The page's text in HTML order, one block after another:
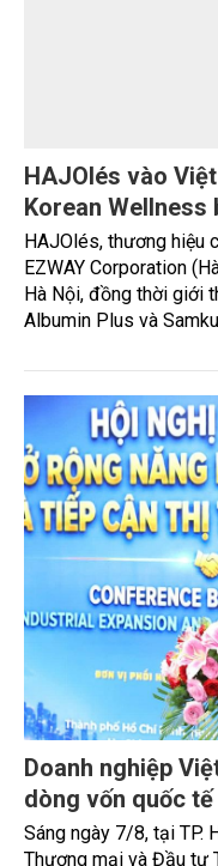
Nguyễn Hoàng Hiệp
chức Liên minh Từ
DOANH NGHIỆP
HAJOlés vào
Korean Wellness
HAJOlés, thương hiệu
EZWAY Corporation
Hà Nội, đồng thời giới
Albumin Plus và
đầu tiên trong kế